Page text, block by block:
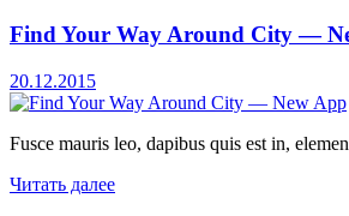
Find Your Way Around City —
20.12.2015
Fusce mauris leo, dapibus quis est in,
Читать далее